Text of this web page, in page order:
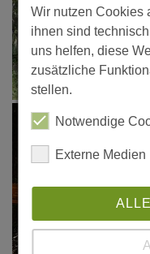
Wir nutzen Cookies
ihnen sind
uns helfen, diese
zusätzliche
stellen.
Notwendige
Externe Medien